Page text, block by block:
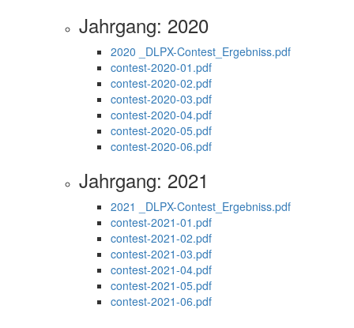
Jahrgang: 2020
2020 _DLPX-Contest_Ergebniss.pdf
contest-2020-01.pdf
contest-2020-02.pdf
contest-2020-03.pdf
contest-2020-04.pdf
contest-2020-05.pdf
contest-2020-06.pdf
Jahrgang: 2021
2021 _DLPX-Contest_Ergebniss.pdf
contest-2021-01.pdf
contest-2021-02.pdf
contest-2021-03.pdf
contest-2021-04.pdf
contest-2021-05.pdf
contest-2021-06.pdf